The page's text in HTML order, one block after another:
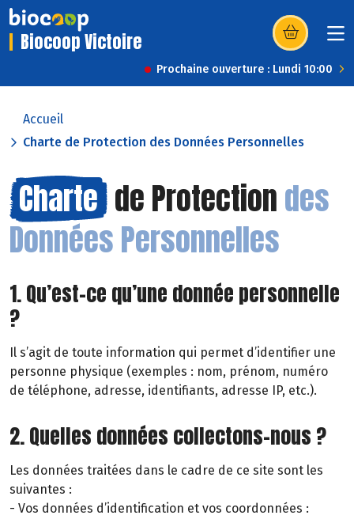
Biocoop Victoire (s’ouvre dans
Prochaine ouverture : Lundi 10:00
Accueil
Charte de Protection des Données Personnelles
Charte de Protectiondes
Données Personnelles
1. Qu’est-ce qu’une donnée personnelle
?
Il s’agit de toute information qui permet d’identifier une
personne physique (exemples : nom, prénom, numéro
de téléphone, adresse, identifiants, adresse IP, etc.).
2. Quelles données collectons-nous ?
Les données traitées dans le cadre de ce site sont les
suivantes :
- Vos données d’identification et vos coordonnées :